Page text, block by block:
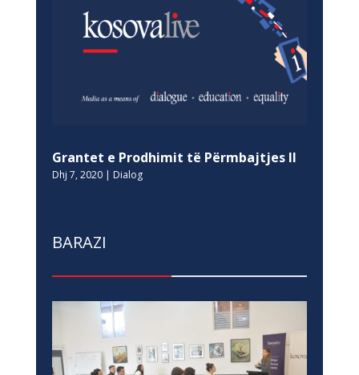
Grantet e Prodhimit të Përmbajtjes II
Dhj 7, 2020| Dialog
BARAZI